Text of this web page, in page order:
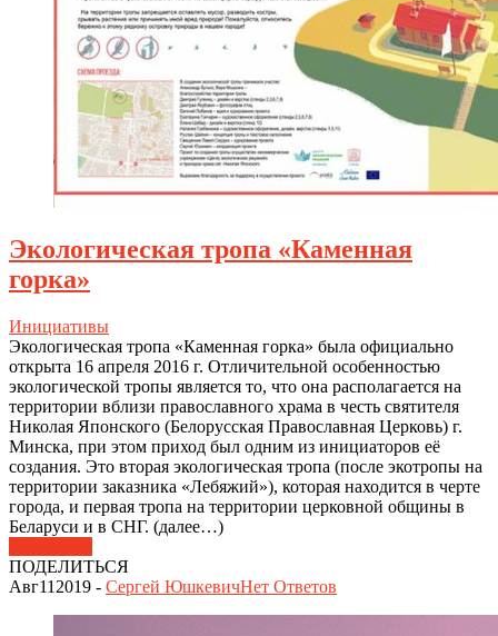
Экологическая тропа «Каменная
горка»
Инициативы
Экологическая тропа «Каменная горка» была официально
открыта 16 апреля 2016 г. Отличительной особенностью
экологической тропы является то, что она располагается на
территории вблизи православного храма в честь святителя
Николая Японского (Белорусская Православная Церковь) г.
Минска, при этом приход был одним из инициаторов её
создания. Это вторая экологическая тропа (после экотропы на
территории заказника «Лебяжий»), которая находится в черте
города, и первая тропа на территории церковной общины в
Беларуси и в СНГ. (далее…)
ПОДЕЛИТЬСЯ
Авг11 2019 - Сергей ЮшкевичНет Ответов